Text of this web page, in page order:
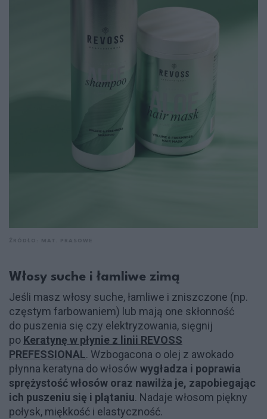
Włosy suche i łamliwe zimą
Jeśli masz włosy suche, łamliwe i zniszczone (np.
częstym farbowaniem) lub mają one skłonność
do puszenia się czy elektryzowania, sięgnij
po Keratynę w płynie z linii REVOSS
PREFESSIONAL. Wzbogacona o olej z awokado
płynna keratyna do włosów wygładza i poprawia
sprężystość włosów oraz nawilża je, zapobiegając
ich puszeniu się i plątaniu. Nadaje włosom piękny
połysk, miękkość i elastyczność.